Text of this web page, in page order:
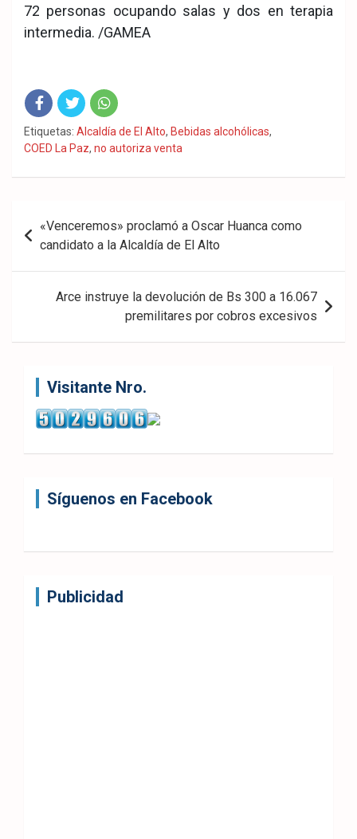
72 personas ocupando salas y dos en terapia
intermedia. /GAMEA
Fac Twit Wha
tsA
Etiquetas: Alcaldía de El Alto, Bebidas alcohólicas,
COED La Paz, no autoriza venta
Navegación
de
entradas
«Venceremos» proclamó a Oscar Huanca como
candidato a la Alcaldía de El Alto
Arce instruye la devolución de Bs 300 a 16.067
premilitares por cobros excesivos
Visitante Nro.
Síguenos en Facebook
Publicidad